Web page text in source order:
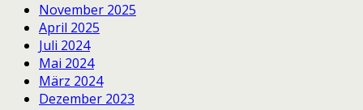
November 2025
April 2025
Juli 2024
Mai 2024
März 2024
Dezember 2023